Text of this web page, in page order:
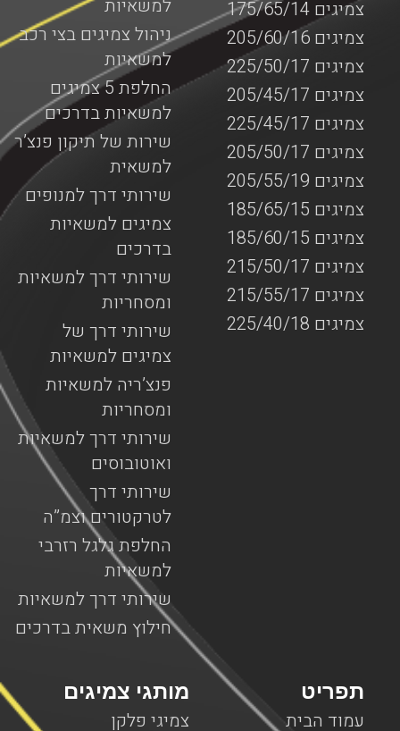
למשאיות
ניהול צמיגים בצי רכב
למשאיות
החלפת 5 צמיגים
למשאיות בדרכים
שירות של תיקון פנצ’ר
למשאית
שירותי דרך למנופים
צמיגים למשאיות
בדרכים
שירותי דרך למשאיות
ומסחריות
שירותי דרך של
צמיגים למשאיות
פנצ’ריה למשאיות
ומסחריות
שירותי דרך למשאיות
ואוטובוסים
שירותי דרך
לטרקטורים וצמ”ה
החלפת גלגל רזרבי
למשאיות
שירותי דרך למשאיות
חילוץ משאית בדרכים
צמיגים 175/65/14
צמיגים 205/60/16
צמיגים 225/50/17
צמיגים 205/45/17
צמיגים 225/45/17
צמיגים 205/50/17
צמיגים 205/55/19
צמיגים 185/65/15
צמיגים 185/60/15
צמיגים 215/50/17
צמיגים 215/55/17
צמיגים 225/40/18
מותגי צמיגים
צמיגי פלקן
תפריט
עמוד הבית